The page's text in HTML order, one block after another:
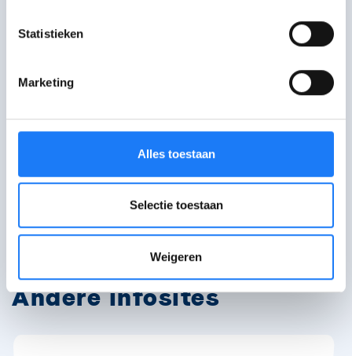
Statistieken
Marketing
Alles toestaan
Selectie toestaan
Weigeren
Maandag 15:00-17:30, woensdag 14:00-
CyberSquad
Bekijk alle hulplijnen
Andere infosites